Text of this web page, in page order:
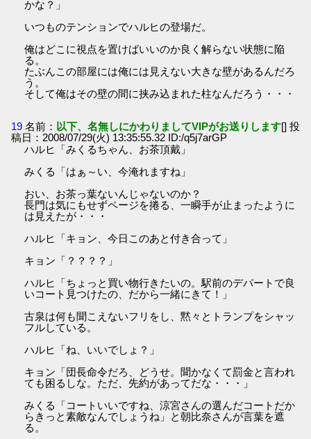
かな？」
いつものテンションでハルヒの登場だ。
俺はどこに視点を置けばいいのか良く解らない状態に陥
る。
たぶんこの部屋には俺には見えない大きな壁があるんだろ
う。
そして俺はその壁の間に挟み込まれた柱なんだろう・・・
19 名前： 以下、名無しにかわりましてVIPがお送りします[] 投
稿日：2008/07/29(火) 13:35:55.32 ID:/q5j7arGP
ハルヒ「みくるちゃん、お茶頂戴」
みくる「はぁ～い、今淹れますね」
おい、お茶っ葉ないんじゃないのか？
長門は気にもせずページを捲る、一瞬手が止まったように
は見えたが・・・
ハルヒ「キョン、今日このあと付き合って」
キョン「？？？？」
ハルヒ「ちょっと買い物行きたいの。駅前のデパートで良
いコート見つけたの、だから一緒にきて！」
古泉は何も聞こえないフリをし、黙々とトランプをシャッ
フルしている。
ハルヒ「ね、いいでしょ？」
キョン「団長命令だろ、どうせ。聞かなくて罰金と言われ
ても困るしな。ただ、先約があってだな・・・」
みくる「コートいいですね、涼宮さんの選んだコートだか
らきっと素敵なんでしょうね」と朝比奈さんが言葉を遮
る。